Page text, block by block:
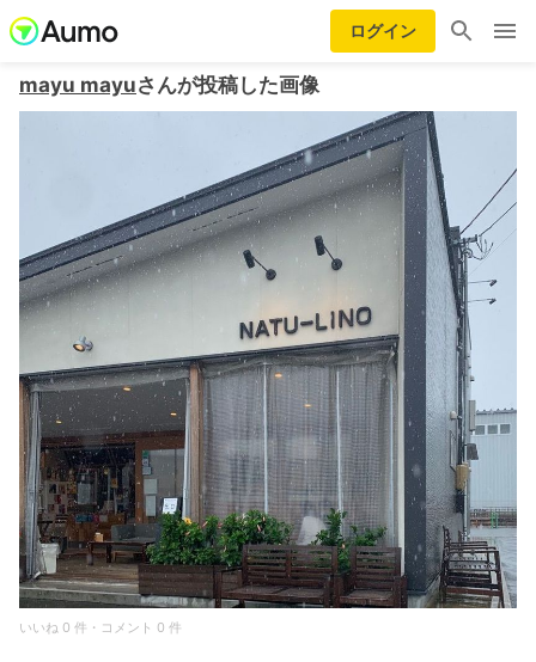
ログイン
mayu mayuさんが投稿した画像
いいね 0 件・コメント 0 件